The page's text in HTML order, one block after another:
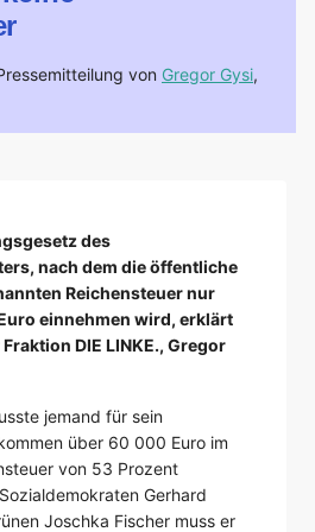
von Gregor Gysi,
des
nach dem die öffentliche
Reichensteuer nur
einnehmen wird, erklärt
DIE LINKE., Gregor
jemand für sein
über 60 000 Euro im
von 53 Prozent
Gerhard
Joschka Fischer muss er